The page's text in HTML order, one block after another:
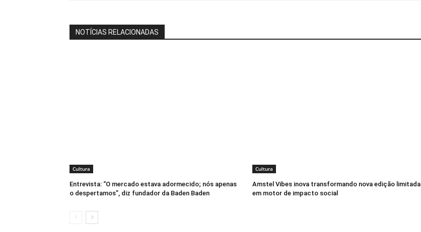
NOTÍCIAS RELACIONADAS
Cultura
Entrevista: “O mercado estava adormecido; nós apenas
o despertamos”, diz fundador da Baden Baden
Cultura
Amstel Vibes inova transformando nova edição limitada
em motor de impacto social